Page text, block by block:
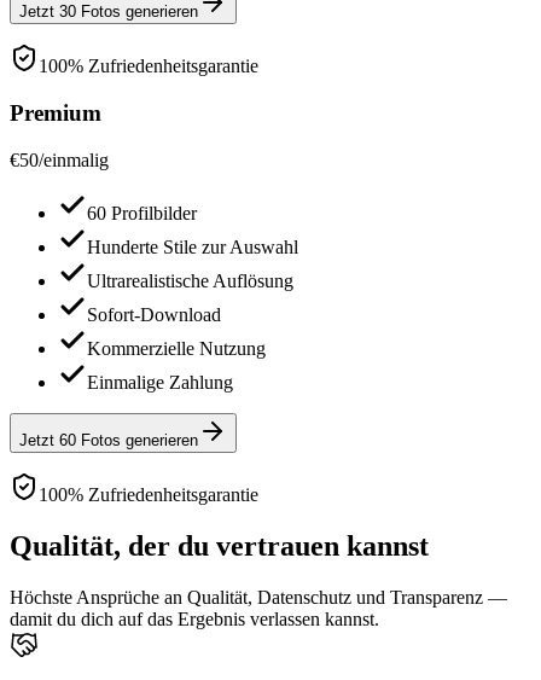
Jetzt 30 Fotos generieren
100% Zufriedenheitsgarantie
Premium
€50/einmalig
60 Profilbilder
Hunderte Stile zur Auswahl
Ultrarealistische Auflösung
Sofort-Download
Kommerzielle Nutzung
Einmalige Zahlung
Jetzt 60 Fotos generieren
100% Zufriedenheitsgarantie
Qualität, der du vertrauen kannst
Höchste Ansprüche an Qualität, Datenschutz und Transparenz —
damit du dich auf das Ergebnis verlassen kannst.